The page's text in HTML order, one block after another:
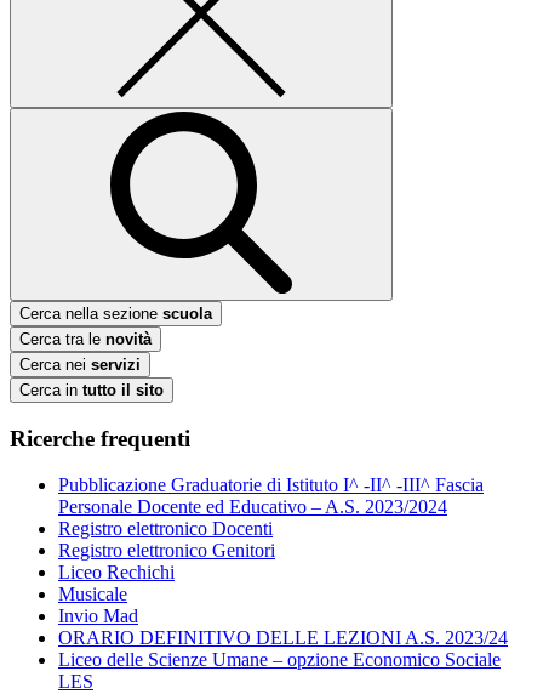
Cerca nella sezione scuola
Cerca tra le novità
Cerca nei servizi
Cerca in tutto il sito
Ricerche frequenti
Pubblicazione Graduatorie di Istituto I^ -II^ -III^ Fascia
Personale Docente ed Educativo – A.S. 2023/2024
Registro elettronico Docenti
Registro elettronico Genitori
Liceo Rechichi
Musicale
Invio Mad
ORARIO DEFINITIVO DELLE LEZIONI A.S. 2023/24
Liceo delle Scienze Umane – opzione Economico Sociale
LES